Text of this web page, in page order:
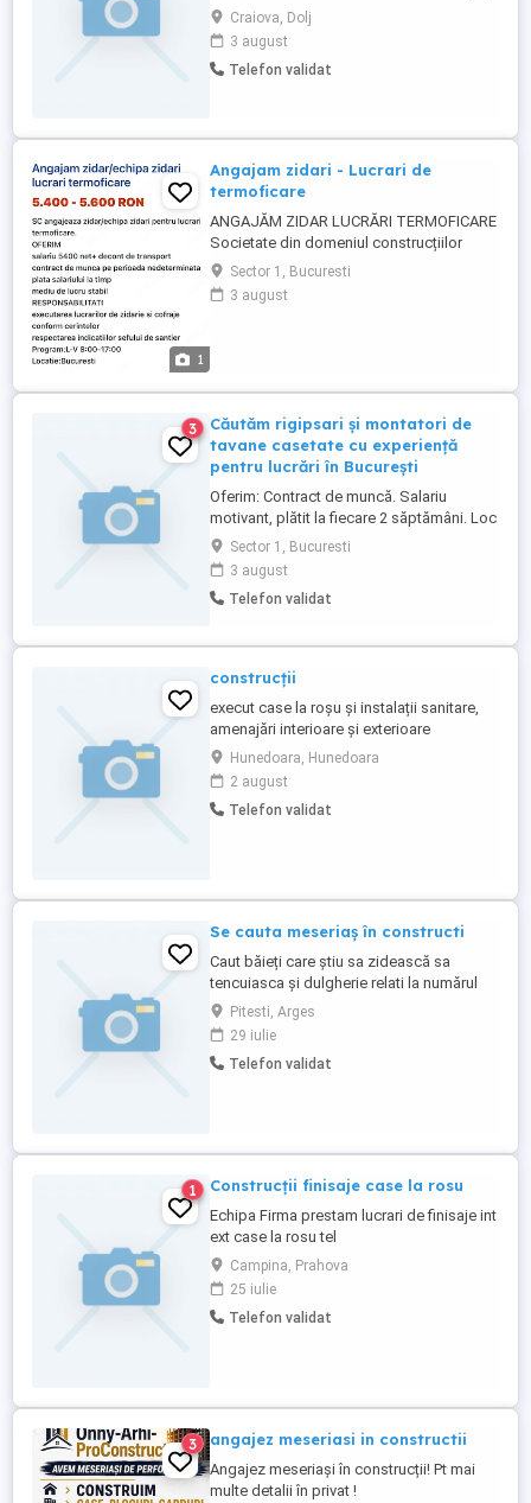
mărește echipa și angajează: Zidari
Dulgheri **Locație:** Craiova **Program
de lucru:** Luni Vineri, între **07:30 și
17:00** **Oferim:** * Salariu motivant, în
Craiova, Dolj
3 august
Telefon validat
1
Angajam zidari - Lucrari de
termoficare
ANGAJĂM ZIDAR LUCRĂRI TERMOFICARE
Societate din domeniul construcțiilor
angajează zidar pentru lucrări de
termoficare. Oferim: * Salariu: 5400 lei net
+ decont transport * Contract de muncă
Sector 1, Bucuresti
3 august
3
Căutăm rigipsari și montatori de
tavane casetate cu experiență
pentru lucrări în București
Oferim: Contract de muncă. Salariu
motivant, plătit la fiecare 2 săptămâni. Loc
de muncă stabil, pe tot parcursul anului,
fără întreruperi. Concediu de odihnă
conform contractului. Plata la timp și
seriozitate. Cerințe: Experiență în montaj
și dorință de muncă. Capacitatea ...
Sector 1, Bucuresti
3 august
Telefon validat
construcții
execut case la roșu și instalații sanitare,
amenajări interioare și exterioare
Hunedoara, Hunedoara
2 august
Telefon validat
Se cauta meseriaș în constructi
Caut băieți care știu sa zidească sa
tencuiasca și dulgherie relati la numărul
Pitesti, Arges
29 iulie
Telefon validat
1 Construcții finisaje case la rosu
Echipa Firma prestam lucrari de finisaje int
ext case la rosu tel
Campina, Prahova
25 iulie
Telefon validat
3 angajez meseriasi in constructii
Angajez meseriași în construcții! Pt mai
multe detalii în privat !